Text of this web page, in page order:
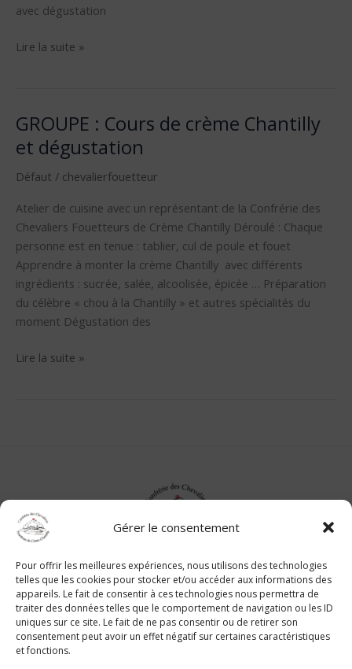
Gérer le consentement
Pour offrir les meilleures expériences, nous utilisons des technologies
telles que les cookies pour stocker et/ou accéder aux informations des
appareils. Le fait de consentir à ces technologies nous permettra de
traiter des données telles que le comportement de navigation ou les ID
uniques sur ce site. Le fait de ne pas consentir ou de retirer son
consentement peut avoir un effet négatif sur certaines caractéristiques
et fonctions.
avec dégustation
Lire la suite »
GROUPE : Cours de crème Chantilly
et dégustation
Défaut / chevalierfouetteur
Atelier de cuisine avec un représentant de la Confrérie des
Chevaliers Fouetteurs de Crème Chantilly Déroulé : Chaque
personne est en tenue : tablier, cul de poule et fouet
Apprendre à monter la crème Chantilly avec différents
ingrédients : sucrée, salée, alcoolisée, épicée … Préparation
du célèbre « chou à la Chantilly » et autres spécialités du
moment Dégustation des
GROUPE
Cours
de
Chantilly
et
dégustation
Lire la suite »
Suivez nous sur les réseaux sociaux :
Contact
Mentions légales